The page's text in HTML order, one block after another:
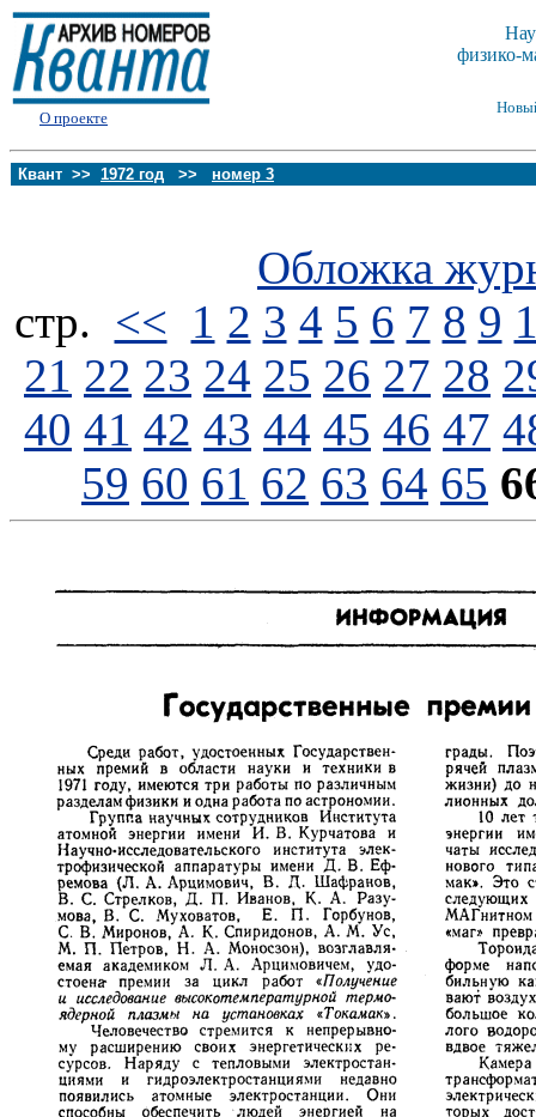
О проекте
физико-
Квант >> 1972 год >> номер 3
Обложка
стp. << 1 2 3 4 5 6 7 8 9
21 22 23 24 25 26 27 28
40 41 42 43 44 45 46 47
59 60 61 62 63 64 65